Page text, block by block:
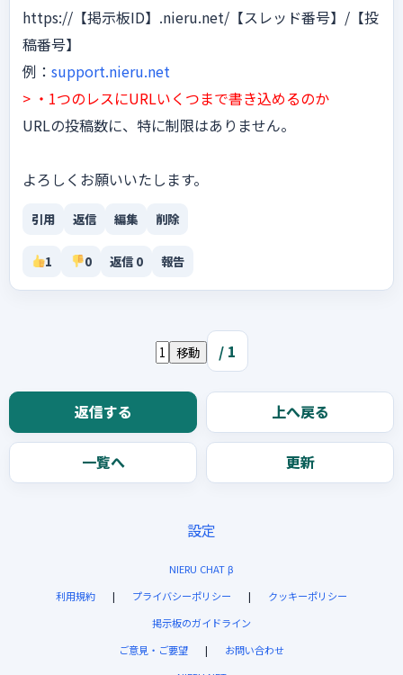
https://【掲示板ID】.nieru.net/【スレッド番号】/【投
稿番号】
例： support.nieru.net
> ・1つのレスにURLいくつまで書き込めるのか
URLの投稿数に、特に制限はありません。
よろしくお願いいたします。
引用 返信 編集 削除
1 0 返信 0 報告
移動 / 1
返信する 上へ戻る
一覧へ 更新
設定
NIERU CHAT β
利用規約
| プライバシーポリシー |
クッキーポリシー
掲示板のガイドライン
ご意見・ご要望
|
お問い合わせ